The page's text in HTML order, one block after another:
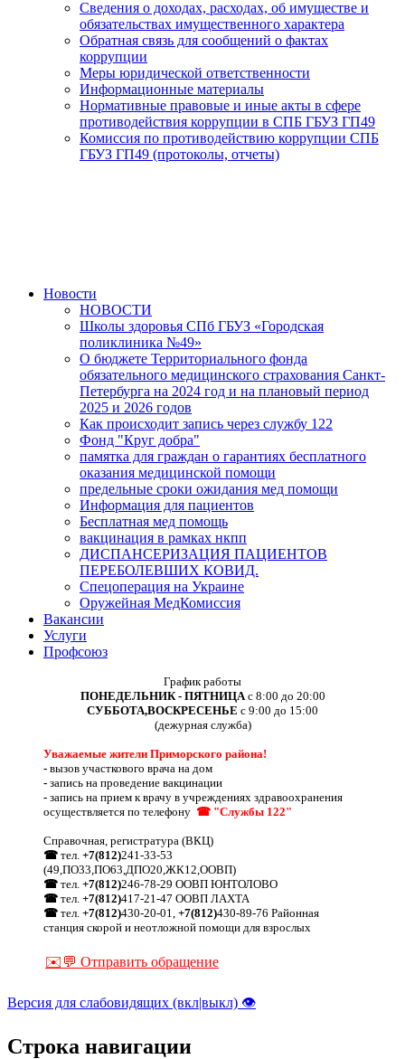
Сведения о доходах, расходах, об имуществе и
обязательствах имущественного характера
Обратная связь для сообщений о фактах
коррупции
Меры юридической ответственности
Информационные материалы
Нормативные правовые и иные акты в сфере
противодействия коррупции в СПБ ГБУЗ ГП49
Комиссия по противодействию коррупции СПБ
ГБУЗ ГП49 (протоколы, отчеты)
Новости
НОВОСТИ
Школы здоровья СПб ГБУЗ «Городская
поликлиника №49»
О бюджете Территориального фонда
обязательного медицинского страхования Санкт-
Петербурга на 2024 год и на плановый период
2025 и 2026 годов
Как происходит запись через службу 122
Фонд "Круг добра"
памятка для граждан о гарантиях бесплатного
оказания медицинской помощи
предельные сроки ожидания мед помощи
Информация для пациентов
Бесплатная мед помощь
вакцинация в рамках нкпп
ДИСПАНСЕРИЗАЦИЯ ПАЦИЕНТОВ
ПЕРЕБОЛЕВШИХ КОВИД.
Спецоперация на Украине
Оружейная МедКомиссия
Вакансии
Услуги
Профсоюз
График работы
ПОНЕДЕЛЬНИК - ПЯТНИЦА с 8:00 до 20:00
СУББОТА,ВОСКРЕСЕНЬЕ с 9:00 до 15:00
(дежурная служба)
Уважаемые жители Приморского района!
- вызов участкового врача на дом
- запись на проведение вакцинации
- запись на прием к врачу в учреждениях здравоохранения
осуществляется по телефону ☎ "Службы 122"
Справочная, регистратура (ВКЦ)
☎ тел. +7(812)241-33-53
(49,ПО33,ПО63,ДПО20,ЖК12,ООВП)
☎ тел. +7(812)246-78-29 ООВП ЮНТОЛОВО
☎ тел. +7(812)417-21-47 ООВП ЛАХТА
☎ тел. +7(812)430-20-01, +7(812)430-89-76 Районная
станция скорой и неотложной помощи для взрослых
✉️💬 Отправить обращение
Версия для слабовидящих (вкл|выкл) 👁
Строка навигации